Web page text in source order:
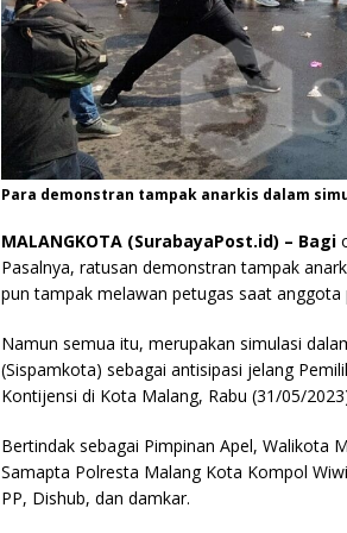
Para demonstran tampak anarkis dalam
MALANGKOTA (SurabayaPost.id) – Bagi
Pasalnya, ratusan demonstran tampak
pun tampak melawan petugas saat
Namun semua itu, merupakan simulasi
(Sispamkota) sebagai antisipasi jelang
Kontijensi di Kota Malang, Rabu (31/05/
Bertindak sebagai Pimpinan Apel, Walikota
Samapta Polresta Malang Kota Kompol
PP, Dishub, dan damkar.